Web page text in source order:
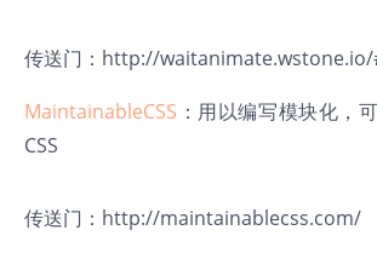
传送门： http://
MaintainableCSS ：用以编写模块化，
CSS
传送门： http://maintainablecss.com/